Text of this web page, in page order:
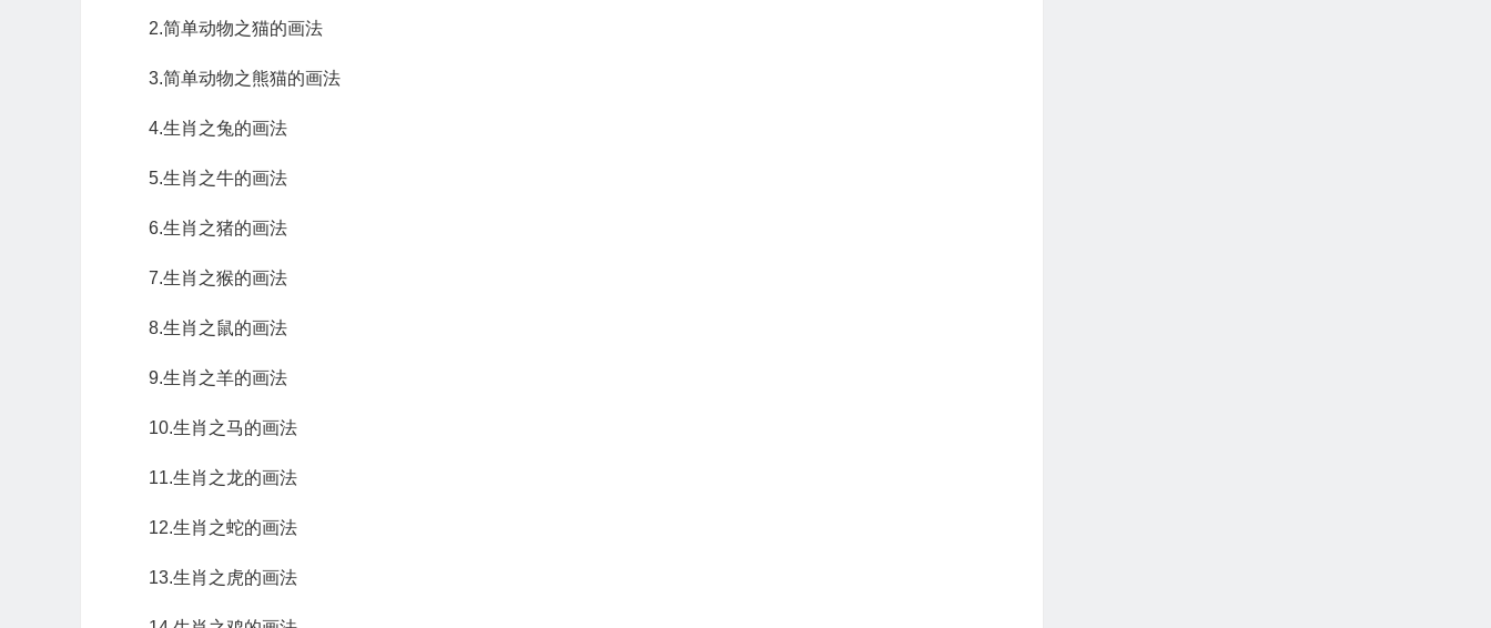
2.简单动物之猫的画法
3.简单动物之熊猫的画法
4.生肖之兔的画法
5.生肖之牛的画法
6.生肖之猪的画法
7.生肖之猴的画法
8.生肖之鼠的画法
9.生肖之羊的画法
10.生肖之马的画法
11.生肖之龙的画法
12.生肖之蛇的画法
13.生肖之虎的画法